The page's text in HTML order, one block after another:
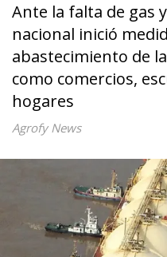
Ante la falta de gas
nacional inició
abastecimiento de
como comercios,
hogares
Agrofy News